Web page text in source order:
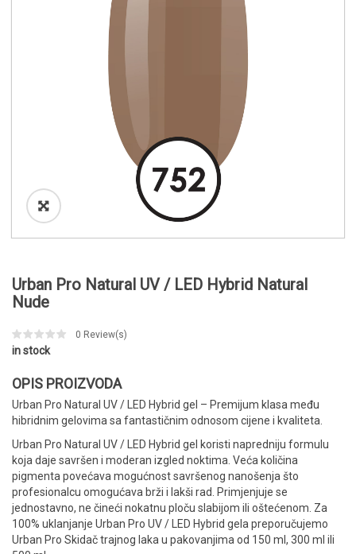
Urban Pro Natural UV / LED Hybrid Natural
Nude
0 Review(s)
in stock
OPIS PROIZVODA
Urban Pro Natural UV / LED Hybrid gel – Premijum klasa među
hibridnim gelovima sa fantastičnim odnosom cijene i kvaliteta.
Urban Pro Natural UV / LED Hybrid gel koristi napredniju formulu
koja daje savršen i moderan izgled noktima. Veća količina
pigmenta povećava mogućnost savršenog nanošenja što
profesionalcu omogućava brži i lakši rad. Primjenjuje se
jednostavno, ne čineći nokatnu ploču slabijom ili oštećenom. Za
100% uklanjanje Urban Pro UV / LED Hybrid gela preporučujemo
Urban Pro Skidač trajnog laka u pakovanjima od 150 ml, 300 ml ili